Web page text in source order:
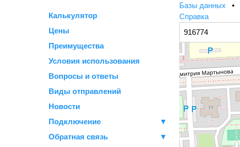
Калькулятор
Цены
Преимущества
Условия использования
Вопросы и ответы
Виды отправлений
Новости
Подключение
▼
Обратная связь
▼
Базы данных •
Справка